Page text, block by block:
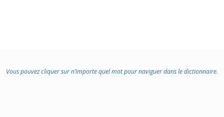
Vous pouvez cliquer sur n’importe quel mot pour naviguer dans le dictionnaire.